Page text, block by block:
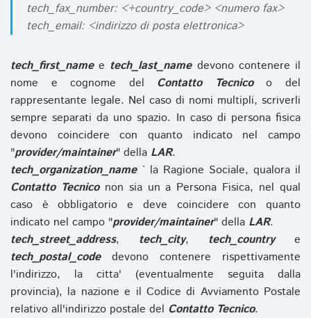
tech_fax_number: <+country_code> <numero fax>
tech_email: <indirizzo di posta elettronica>
tech_first_namee tech_last_namedevono contenere il
nome e cognome del Contatto Tecnicoo del
rappresentante legale. Nel caso di nomi multipli, scriverli
sempre separati da uno spazio. In caso di persona fisica
devono coincidere con quanto indicato nel campo
"provider/maintainer" della LAR.
tech_organization_name` la Ragione Sociale, qualora il
Contatto Tecniconon sia un a Persona Fisica, nel qual
caso è obbligatorio e deve coincidere con quanto
indicato nel campo "provider/maintainer" della LAR.
tech_street_address, tech_city, tech_countrye
tech_postal_codedevono contenere rispettivamente
l'indirizzo, la citta' (eventualmente seguita dalla
provincia), la nazione e il Codice di Avviamento Postale
relativo all'indirizzo postale del Contatto Tecnico.